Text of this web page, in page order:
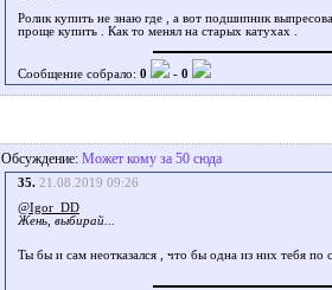
Ролик купить не знаю где , а вот подшипник
проще купить . Как то менял на старых катухах .
Сообщение собрало: 0 - 0
Обсуждение: Может кому за 50 сюда
35. 21.08.2019 09:26
@Igor_DD
Жень, выбирай...
Ты бы и сам неотказался , что бы одна из них тебя по